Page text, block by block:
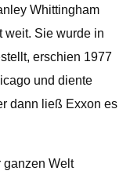
Whittingham
weit. Sie wurde in
erschien 1977
und diente
dann ließ Exxon es
ganzen Welt